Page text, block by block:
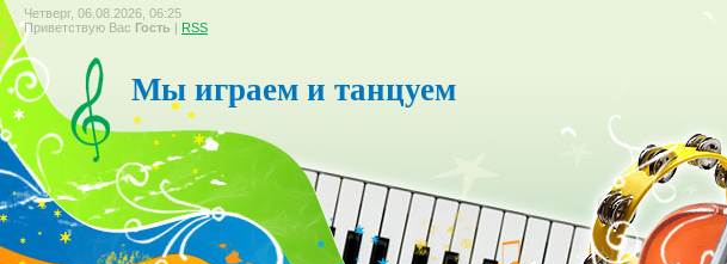
Четверг, 06.08.2026, 06:25
Приветствую Вас Гость | RSS
Мы играем и танцуем